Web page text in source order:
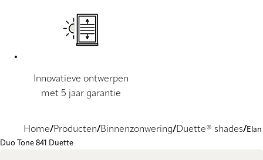
Innovatieve ontwerpen
met 5 jaar garantie
Home Producten Binnenzonwering Duette® shades
Elan
Duo Tone 841 Duette